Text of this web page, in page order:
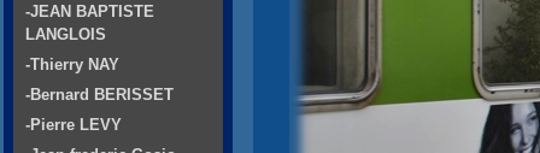
-JEAN BAPTISTE
LANGLOIS
-Thierry NAY
-Bernard BERISSET
-Pierre LEVY